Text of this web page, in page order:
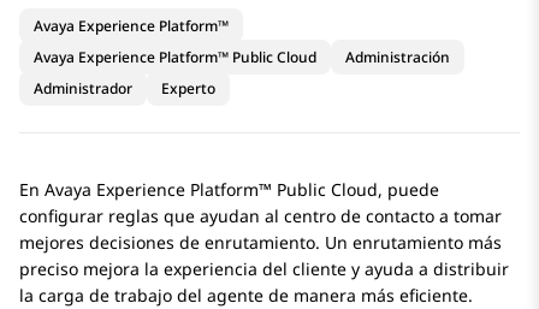
Avaya Experience Platform™
Avaya Experience Platform™ Public Cloud
Administración
Administrador
Experto
En Avaya Experience Platform™ Public Cloud, puede
configurar reglas que ayudan al centro de contacto a tomar
mejores decisiones de enrutamiento. Un enrutamiento más
preciso mejora la experiencia del cliente y ayuda a distribuir
la carga de trabajo del agente de manera más eficiente.